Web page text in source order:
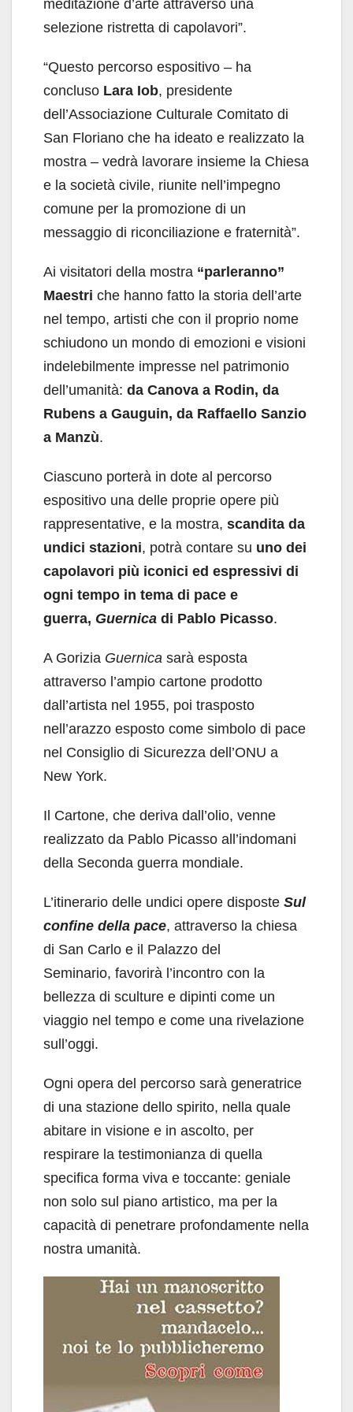
meditazione d’arte attraverso una
selezione ristretta di capolavori”.
“Questo percorso espositivo – ha
concluso Lara Iob, presidente
dell’Associazione Culturale Comitato di
San Floriano che ha ideato e realizzato la
mostra – vedrà lavorare insieme la Chiesa
e la società civile, riunite nell’impegno
comune per la promozione di un
messaggio di riconciliazione e fraternità”.
Ai visitatori della mostra “parleranno”
Maestri che hanno fatto la storia dell’arte
nel tempo, artisti che con il proprio nome
schiudono un mondo di emozioni e visioni
indelebilmente impresse nel patrimonio
dell’umanità: da Canova a Rodin, da
Rubens a Gauguin, da Raffaello Sanzio
a Manzù.
Ciascuno porterà in dote al percorso
espositivo una delle proprie opere più
rappresentative, e la mostra, scandita da
undici stazioni, potrà contare su uno dei
capolavori più iconici ed espressivi di
ogni tempo in tema di pace e
guerra, Guernica di Pablo Picasso.
A Gorizia Guernica sarà esposta
attraverso l’ampio cartone prodotto
dall’artista nel 1955, poi trasposto
nell’arazzo esposto come simbolo di pace
nel Consiglio di Sicurezza dell’ONU a
New York.
Il Cartone, che deriva dall’olio, venne
realizzato da Pablo Picasso all’indomani
della Seconda guerra mondiale.
L’itinerario delle undici opere disposte Sul
confine della pace, attraverso la chiesa
di San Carlo e il Palazzo del
Seminario, favorirà l’incontro con la
bellezza di sculture e dipinti come un
viaggio nel tempo e come una rivelazione
sull’oggi.
Ogni opera del percorso sarà generatrice
di una stazione dello spirito, nella quale
abitare in visione e in ascolto, per
respirare la testimonianza di quella
specifica forma viva e toccante: geniale
non solo sul piano artistico, ma per la
capacità di penetrare profondamente nella
nostra umanità.